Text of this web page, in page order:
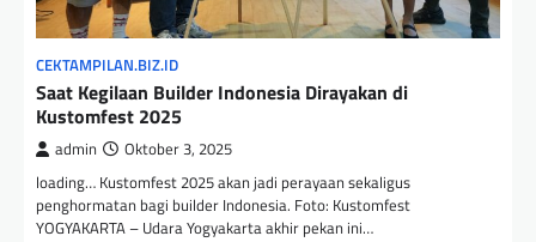
CEKTAMPILAN.BIZ.ID
Saat Kegilaan Builder Indonesia Dirayakan di
Kustomfest 2025
admin Oktober 3, 2025
loading… Kustomfest 2025 akan jadi perayaan sekaligus
penghormatan bagi builder Indonesia. Foto: Kustomfest
YOGYAKARTA – Udara Yogyakarta akhir pekan ini…